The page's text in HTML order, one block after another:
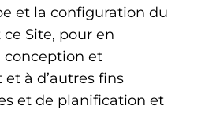
et la configuration du
Site, pour en
conception et
et à d’autres fins
et de planification et